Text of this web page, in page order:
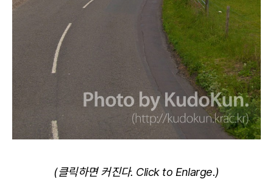
(클릭하면 커진다. Click to Enlarge.)